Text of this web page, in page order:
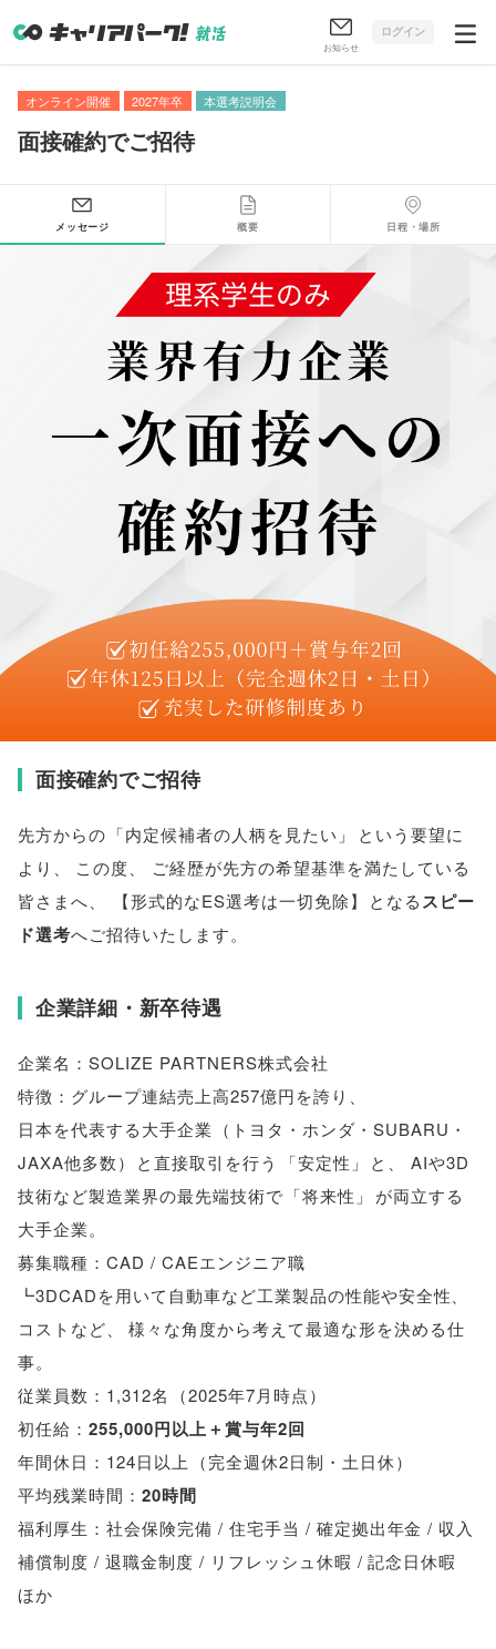
お知らせ
ログイン
オンライン開催 2027年卒 本選考説明会
面接確約でご招待
メッセージ 概要 日程・場所
面接確約でご招待
先方からの 「内定候補者の人柄を見たい 」
という要望に
より 、 この度、
ご経歴が先方の希望基準を満たしている
皆さまへ、 【形式的なES選考は一切免除】 となるスピー
ド選考へご招待いたします。
企業詳細・新卒待遇
企業名：SOLIZE PARTNERS株式会社
特徴：グループ連結売上高257億円を誇り 、
日本を代表する大手企業 （ トヨタ・ホンダ・SUBARU・
JAXA他多数） と直接取引を行う 「安定性 」 と 、
AIや3D
技術など製造業界の最先端技術で 「将来性 」
が両立する
大手企業。
募集職種：CAD / CAEエンジニア職
┗3DCADを用いて自動車など工業製品の性能や安全性、
コストなど、
様々な角度から考えて最適な形を決める仕
事。
従業員数：1,312名
（2025年7月時点）
初任給： 255,000円以上＋賞与年2回
年間休日：124日以上 （完全週休2日制・土日休）
平均残業時間： 20時間
福利厚生：社会保険完備 / 住宅手当 / 確定拠出年金 / 収入
補償制度 / 退職金制度 / リフレッシュ休暇 / 記念日休暇
ほか